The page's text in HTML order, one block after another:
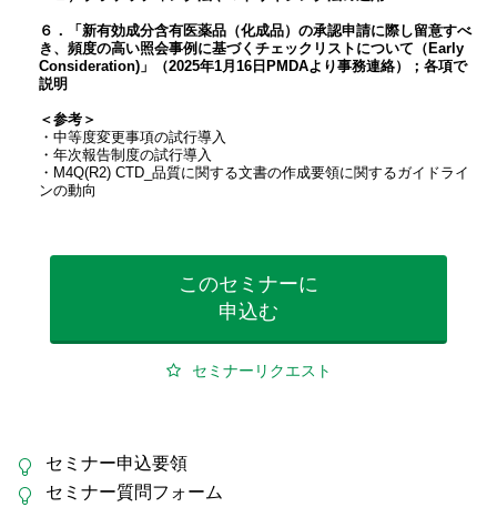
６．「新有効成分含有医薬品（化成品）の承認申請に際し留意すべ
き、頻度の高い照会事例に基づくチェックリストについて（Early
Consideration)」（2025年1月16日PMDAより事務連絡）；各項で
説明
＜参考＞
・中等度変更事項の試行導入
・年次報告制度の試行導入
・M4Q(R2) CTD_品質に関する文書の作成要領に関するガイドライ
ンの動向
このセミナーに
申込む
セミナーリクエスト
セミナー申込要領
セミナー質問フォーム